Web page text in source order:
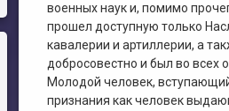
военных наук и, помимо
прошел доступную только
кавалерии и артиллерии, а
добросовестно и был во
Молодой человек,
признания как человек